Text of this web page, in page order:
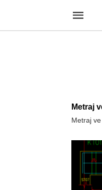
Metraj
Metraj